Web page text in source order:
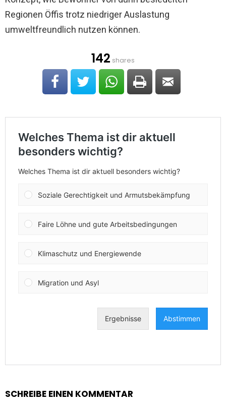
Regionen Öffis trotz niedriger Auslastung
umweltfreundlich nutzen können.
142 shares
SCHREIBE EINEN KOMMENTAR